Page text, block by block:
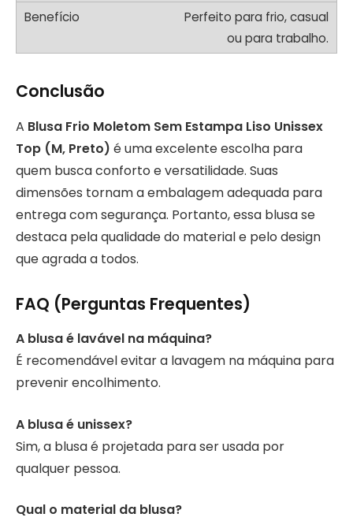
Perfeito para frio, casual
ou para trabalho.
Conclusão
A Blusa Frio Moletom Sem Estampa Liso Unissex
Top (M, Preto) é uma excelente escolha para
quem busca conforto e versatilidade. Suas
dimensões tornam a embalagem adequada para
entrega com segurança. Portanto, essa blusa se
destaca pela qualidade do material e pelo design
que agrada a todos.
FAQ (Perguntas Frequentes)
A blusa é lavável na máquina?
É recomendável evitar a lavagem na máquina para
prevenir encolhimento.
A blusa é unissex?
Sim, a blusa é projetada para ser usada por
qualquer pessoa.
Qual o material da blusa?